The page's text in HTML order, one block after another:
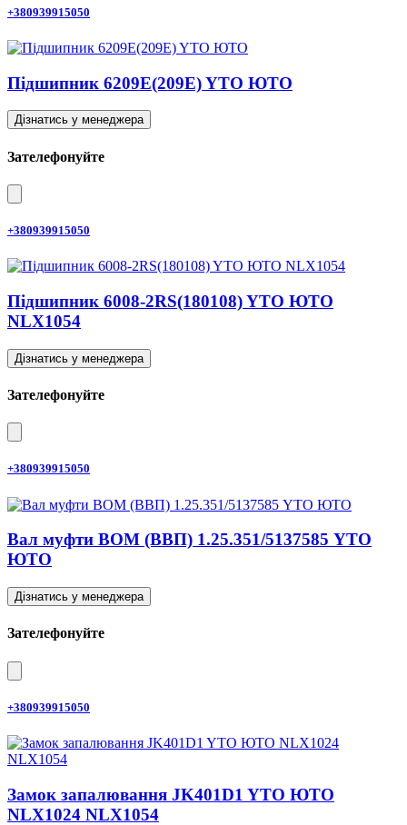
+380939915050
Підшипник 6209E(209E) YTO ЮТО
Дізнатись у менеджера
Зателефонуйте
+380939915050
Підшипник 6008-2RS(180108) YTO ЮТО
NLX1054
Дізнатись у менеджера
Зателефонуйте
+380939915050
Вал муфти ВОМ (ВВП) 1.25.351/5137585 YTO
ЮТО
Дізнатись у менеджера
Зателефонуйте
+380939915050
Замок запалювання JK401D1 YTO ЮТО
NLX1024 NLX1054